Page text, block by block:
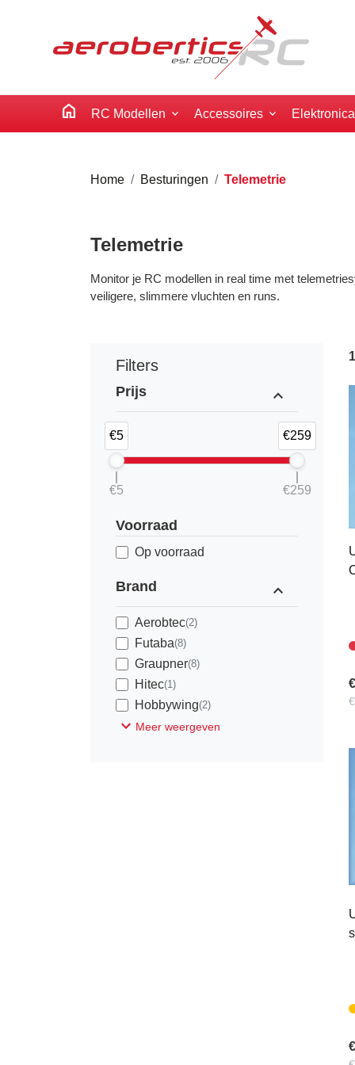
home RC Modellen Accessoires Elektronica
Home Besturingen Telemetrie
Telemetrie
Monitor je RC modellen in real time met
veiligere, slimmere vluchten en runs.
Filters
Prijs expand_less
€5 €259
€5 €259
Voorraad
Op voorraad
Brand expand_less
Aerobtec(2)
Futaba(8)
Graupner(8)
Hitec(1)
Hobbywing(2)
expand_more Meer weergeven